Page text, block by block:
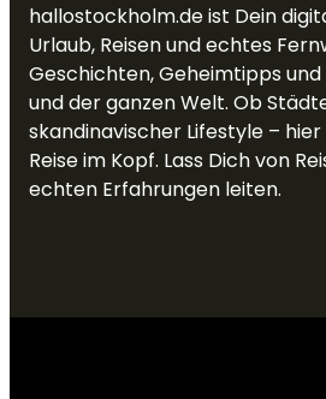
hallostockholm.de ist Dein
Urlaub, Reisen und echtes
Geschichten, Geheimtipps
und der ganzen Welt. Ob
skandinavischer Lifestyle –
Reise im Kopf. Lass Dich von
echten Erfahrungen leiten.